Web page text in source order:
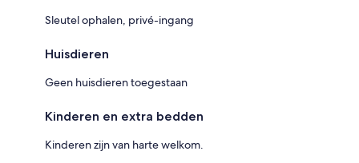
Sleutel ophalen, privé-ingang
Huisdieren
Geen huisdieren toegestaan
Kinderen en extra bedden
Kinderen zijn van harte welkom.